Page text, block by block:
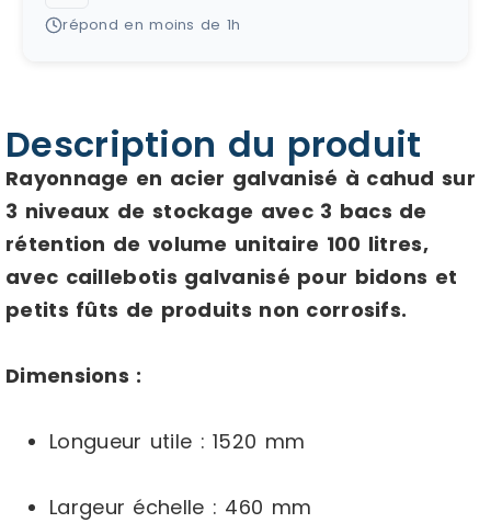
répond en moins de 1h
Description du produit
Rayonnage en acier galvanisé à cahud sur
3 niveaux de stockage avec 3 bacs de
rétention de volume unitaire 100 litres,
avec caillebotis galvanisé pour bidons et
petits fûts de produits non corrosifs.
Dimensions :
Longueur utile : 1520 mm
Largeur échelle : 460 mm